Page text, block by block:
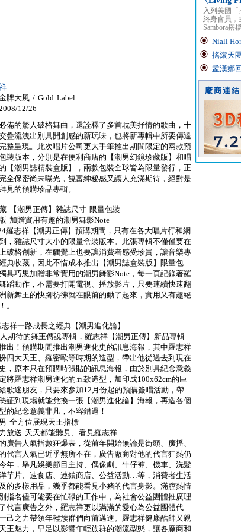
牌大風 / Gold Label
12/26
備的驚人破格舞曲，還詮釋了多首耽美抒情的歌曲，十
疊流洩出別具開創感的新玩味，也將新專輯中所要傳達
整呈現。此次唱片公司更大手筆推出期間限定的兩款預
裝版本，分別是在便利商店的【潮男幻鏡珍藏版】和唱
【潮男誌精裝盒版】，兩款包裝全球皆為限量發行，正
全保密尚未曝光，饒富紳秘感又讓人充滿期待，絕對是
見的預購珍品專輯。
【潮男正傳】雜誌尺寸 限量包裝
加贈實用有趣的潮男舞影Note
羅志祥【潮男正傳】預購期間，只有在各大唱片行和網
，雜誌尺寸大小的限量盒裝版本。此張專輯不僅僅要在
破格創新，在觸覺上也要讓消費者感受珍貴，讓音樂專
典收藏，因此不惜成本推出【潮男誌盒裝版】限量包
具巧思加贈非常實用的潮男舞影Note，每一頁記錄著羅
蹈動作，不需要打開電視、播放影片，只要連續快速翻
新舞王的快腳彷彿就在眼前的動了起來，實用又有趣絕
。
祥一路成長之經典【潮男進化論】
期待的舞王傳說專輯，羅志祥【潮男正傳】新品專輯
出！預購期間推出潮男進化史的訊息海報，其中羅志祥
四大天王、羅密歐等時期的造型，帶出他從過去到現在
，原本只在預購時張貼的訊息海報，由於別具紀念意義
將羅志祥潮男進化的五款造型，加印成100x62cm的巨
歌迷朋友，只要來參加12月份起的預購簽唱活動，帶
証到現場就能兌換一張【潮男進化論】海報，再造各個
的紀念意義非凡，不容錯過！
全方位展現天王指標
放送 天天都能聽見、看見羅志祥
廣告人氣指數狂爆表，從前年開始無論是街頭、廣播、
代言人氣已近乎無所不在，廣告廠商對他的代言狂熱仍
年，舉凡娛樂節目主持、偶像劇、牛仔褲、機車、洗髮
芋片、速食店、連鎖商店、公益活動…等，消費者生活
的多樣用品，幾乎都能看見小豬的代言身影。滿腔熱情
指名儘可能要在忙碌的工作中，為社會公益團體推廣理
代言廣告之外，羅志祥更以滿滿的愛心為公益團體代
己之力帶領年輕族群們向前邁進。羅志祥健康酷帥又親
王魅力，早足以影響年輕族群的潮流型態，讓各廠商和
入列美國「
終身會員
Sambora搭
Niall
搖滾天
孟漢娜
廠商連結